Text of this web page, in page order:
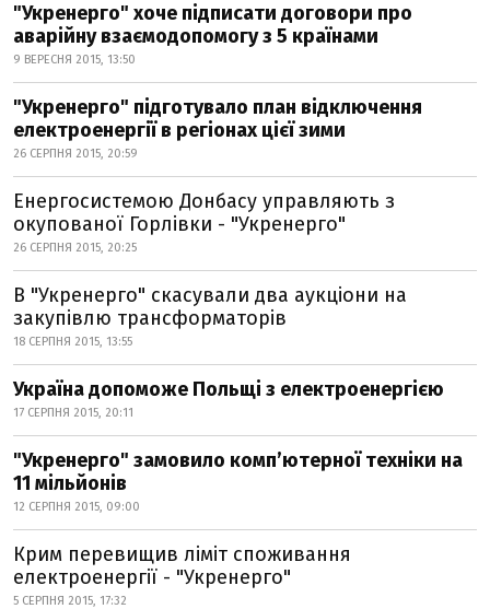
"Укренерго" хоче підписати договори про
аварійну взаємодопомогу з 5 країнами
9 ВЕРЕСНЯ 2015, 13:50
"Укренерго" підготувало план відключення
електроенергії в регіонах цієї зими
26 СЕРПНЯ 2015, 20:59
Енергосистемою Донбасу управляють з
окупованої Горлівки - "Укренерго"
26 СЕРПНЯ 2015, 20:25
В "Укренерго" скасували два аукціони на
закупівлю трансформаторів
18 СЕРПНЯ 2015, 13:55
Україна допоможе Польщі з електроенергією
17 СЕРПНЯ 2015, 20:11
"Укренерго" замовило комп’ютерної техніки на
11 мільйонів
12 СЕРПНЯ 2015, 09:00
Крим перевищив ліміт споживання
електроенергії - "Укренерго"
5 СЕРПНЯ 2015, 17:32